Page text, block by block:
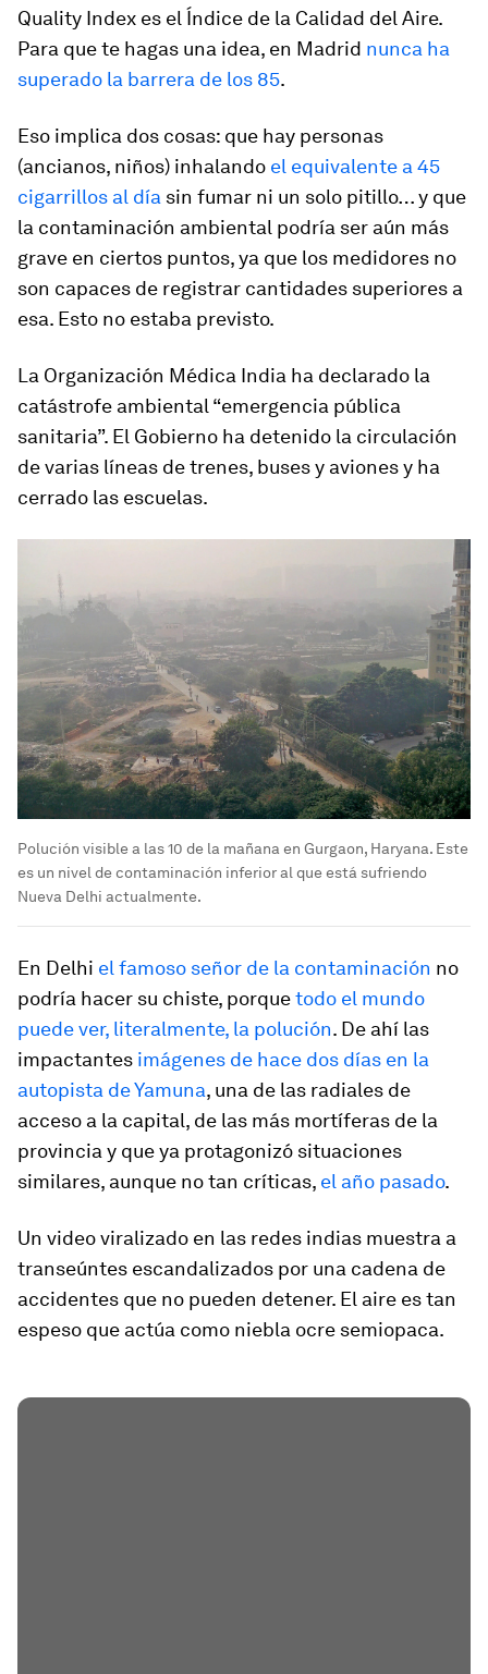
Quality Index es el Índice de la Calidad del Aire.
Para que te hagas una idea, en Madrid nunca ha
superado la barrera de los 85.
Eso implica dos cosas: que hay personas
(ancianos, niños) inhalando el equivalente a 45
cigarrillos al día sin fumar ni un solo pitillo… y que
la contaminación ambiental podría ser aún más
grave en ciertos puntos, ya que los medidores no
son capaces de registrar cantidades superiores a
esa. Esto no estaba previsto.
La Organización Médica India ha declarado la
catástrofe ambiental “emergencia pública
sanitaria”. El Gobierno ha detenido la circulación
de varias líneas de trenes, buses y aviones y ha
cerrado las escuelas.
Polución visible a las 10 de la mañana en Gurgaon, Haryana. Este
es un nivel de contaminación inferior al que está sufriendo
Nueva Delhi actualmente.
En Delhi el famoso señor de la contaminación no
podría hacer su chiste, porquetodo el mundo
puede ver, literalmente, la polución. De ahí las
impactantes imágenes de hace dos días en la
autopista de Yamuna, una de las radiales de
acceso a la capital, de las más mortíferas de la
provincia y que ya protagonizó situaciones
similares, aunque no tan críticas, el año pasado.
Un video viralizado en las redes indias muestra a
transeúntes escandalizados por una cadena de
accidentes que no pueden detener. El aire es tan
espeso que actúa como niebla ocre semiopaca.